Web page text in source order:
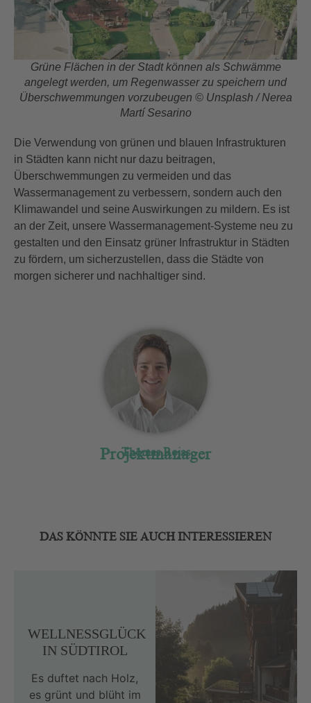
Grüne Flächen in der Stadt können als Schwämme
angelegt werden, um Regenwasser zu speichern und
Überschwemmungen vorzubeugen © Unsplash / Nerea
Martí Sesarino
Die Verwendung von grünen und blauen Infrastrukturen
in Städten kann nicht nur dazu beitragen,
Überschwemmungen zu vermeiden und das
Wassermanagement zu verbessern, sondern auch den
Klimawandel und seine Auswirkungen zu mildern. Es ist
an der Zeit, unsere Wassermanagement-Systeme neu zu
gestalten und den Einsatz grüner Infrastruktur in Städten
zu fördern, um sicherzustellen, dass die Städte von
morgen sicherer und nachhaltiger sind.
Thomas Rojas
Projektmanager
DAS KÖNNTE SIE AUCH INTERESSIEREN
WELLNESSGLÜCK
IN SÜDTIROL
Es duftet nach Holz,
es grünt und blüht im